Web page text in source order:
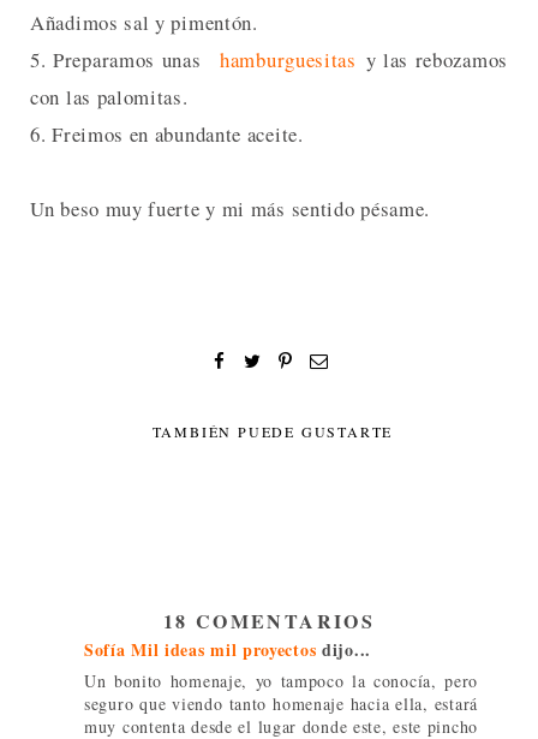
Añadimos sal y pimentón.
5. Preparamos unas
hamburguesitas y las rebozamos
con las palomitas.
6. Freimos en abundante aceite.
Un beso muy fuerte y mi más sentido pésame.
TAMBIÉN PUEDE GUSTARTE
18 COMENTARIOS
Sofía Mil ideas mil proyectos dijo...
Un bonito homenaje, yo tampoco la conocía, pero
seguro que viendo tanto homenaje hacia ella, estará
muy contenta desde el lugar donde este, este pincho